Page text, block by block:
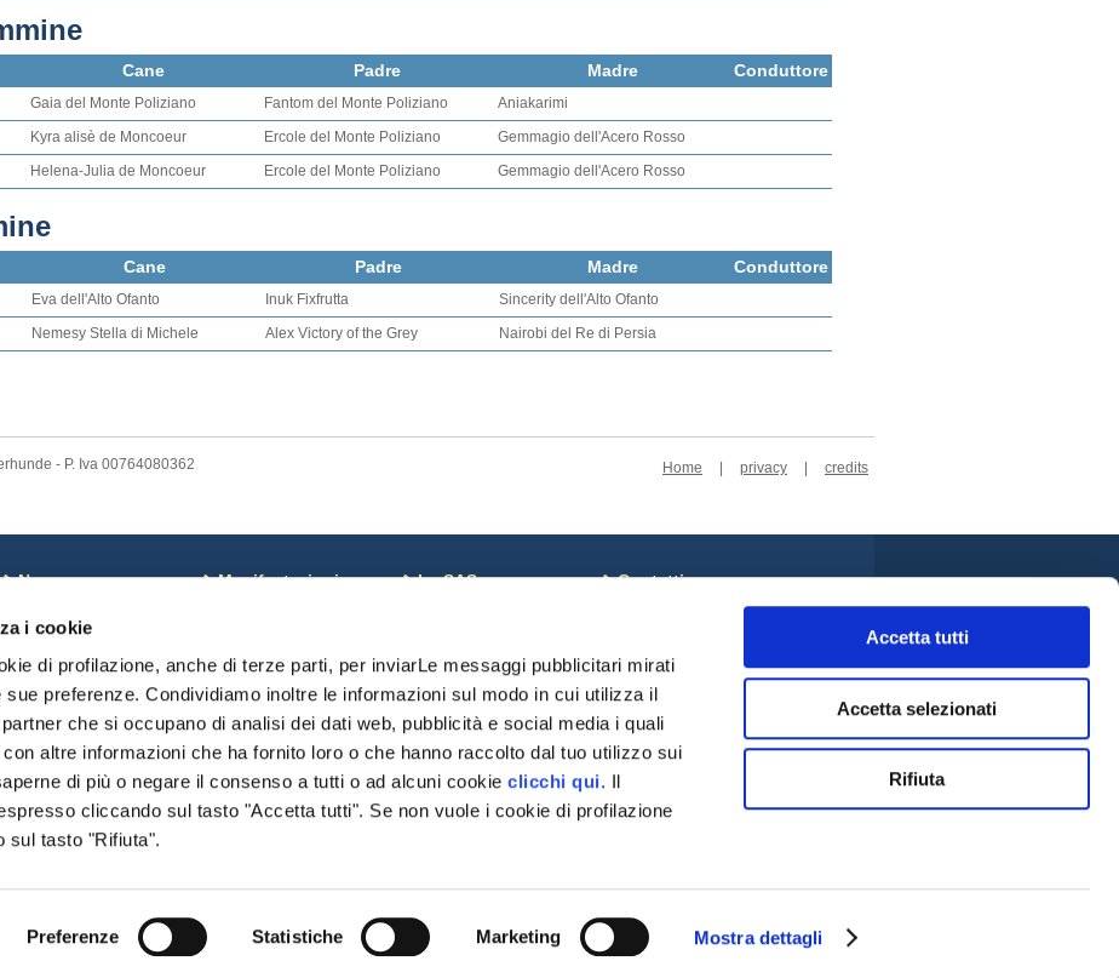
i cookie
di profilazione, anche di terze parti, per inviarLe messaggi pubblicitari mirati
preferenze. Condividiamo inoltre le informazioni sul modo in cui utilizza il
che si occupano di analisi dei dati web, pubblicità e social media i quali
altre informazioni che ha fornito loro o che hanno raccolto dal tuo utilizzo sui
di più o negare il consenso a tutti o ad alcuni cookieclicchi qui. Il
cliccando sul tasto "Accetta tutti". Se non vuole i cookie di profilazione
sul tasto "Rifiuta".
Preferenze Statistiche Marketing Mostra dettagli
Accetta tutti
Accetta selezionati
Rifiuta
Cane Padre Madre Conduttore
Gaia del Monte Poliziano Fantom del Monte Poliziano
Aniakarimi
Kyra alisè de Moncoeur Ercole del Monte Poliziano
Gemmagio dell'Acero Rosso
Helena-Julia de Moncoeur Ercole del Monte Poliziano Gemmagio dell'Acero Rosso
Cane Padre Madre Conduttore
Eva dell'Alto Ofanto Inuk Fixfrutta
Sincerity dell'Alto Ofanto
Nemesy Stella di Michele Alex Victory of the Grey Nairobi del Re di Persia
- P. Iva 00764080362 Home privacy credits
News
Notizie dal Mondo
Soci sospesi
Comunicazioni monte
Manifestazioni
Risultati Campionati
Risultati Manifestazioni
Date importanti
Modulistica
La SAS
Statuto SAS
Cariche Sociali
Organismi
Modulistica
Contatti
Privacy Policy
Rivedi le tue scelte sui
cookie
Credits
Social
Società Amatori Schäferhunde - Viale alfeo Corassori 68 - 41124 Modena, C.F/P.I. 00764080362